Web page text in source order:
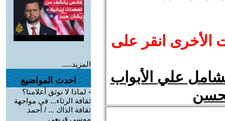
الأخرى انقر على
علي الأبواب
المزيد.....
احدث المواضيع
- لماذا لا نوثق أعلامنا؟
ثقافة الرثاء... في مواجهة
ثقافة الذاك ... / أحمد
موسى قريعي